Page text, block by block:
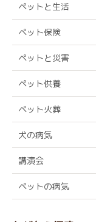
ペットと生活
ペット保険
ペットと災害
ペット供養
ペット火葬
犬の病気
講演会
ペットの病気